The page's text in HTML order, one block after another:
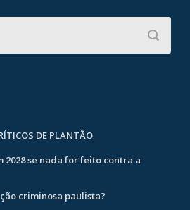
DE PLANTÃO
2028 se nada for feito contra a
criminosa paulista?